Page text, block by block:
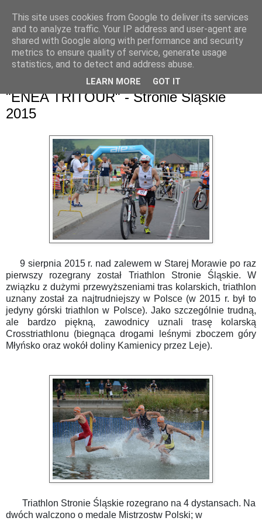
"ENEA TRITOUR" - Stronie Śląskie
2015
9 sierpnia 2015 r. nad zalewem w Starej Morawie po raz
pierwszy rozegrany został Triathlon Stronie Śląskie. W
związku z dużymi przewyższeniami tras kolarskich, triathlon
uznany został za najtrudniejszy w Polsce (w 2015 r. był to
jedyny górski triathlon w Polsce). Jako szczególnie trudną,
ale bardzo piękną, zawodnicy uznali trasę kolarską
Crosstriathlonu (biegnąca drogami leśnymi zboczem góry
Młyńsko oraz wokół doliny Kamienicy przez Leje).
Triathlon Stronie Śląskie rozegrano na 4 dystansach. Na
dwóch walczono o medale Mistrzostw Polski; w
This site uses cookies from Google to deliver its services
and to analyze traffic. Your IP address and user-agent are
shared with Google along with performance and security
metrics to ensure quality of service, generate usage
statistics, and to detect and address abuse.
LEARN MORE GOT IT